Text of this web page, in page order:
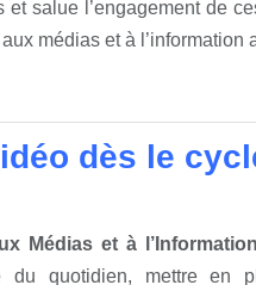
salue l’engagement de
médias et à
dès le
Médias et à
du quotidien, mettre en